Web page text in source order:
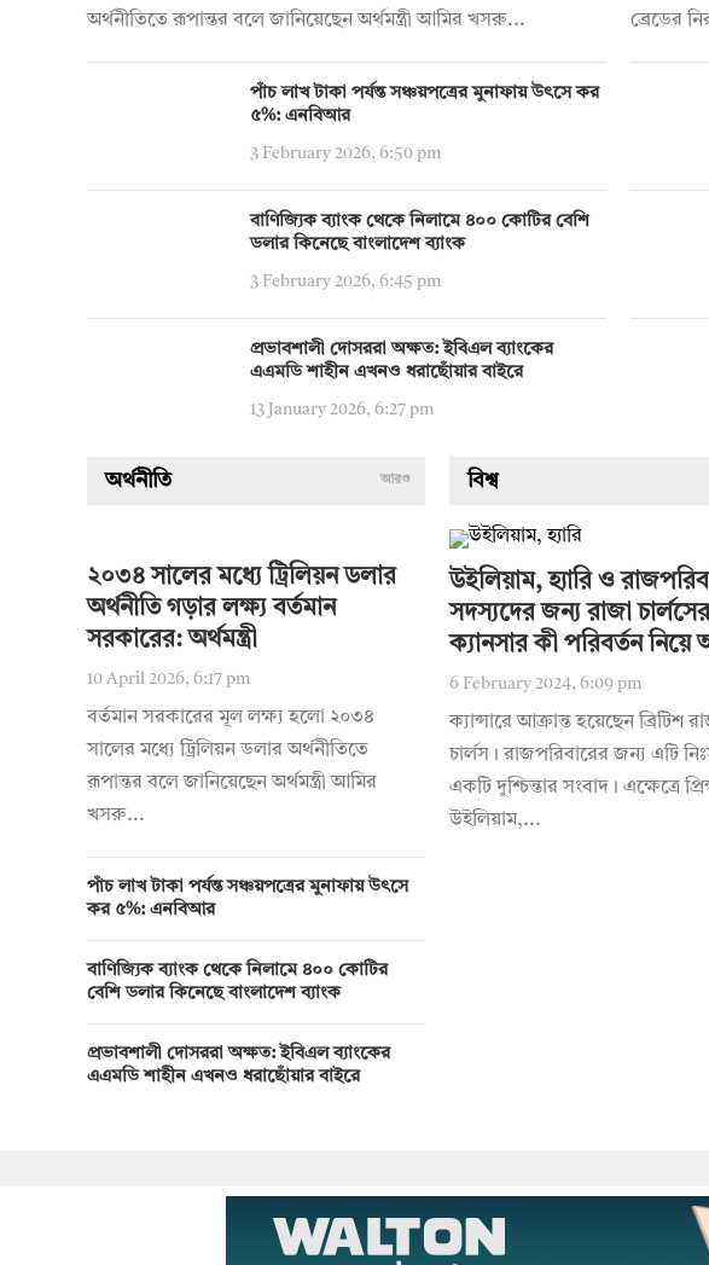
অর্থনীতিতে রূপান্তর বলে জানিয়েছেন অর্থমন্ত্রী আমির খসরু...
পাঁচ লাখ টাকা পর্যন্ত সঞ্চয়পত্রের মুনাফায় উৎসে কর
৫%: এনবিআর
3 February 2026, 6:50 pm
বাণিজ্যিক ব্যাংক থেকে নিলামে ৪০০ কোটির বেশি
ডলার কিনেছে বাংলাদেশ ব্যাংক
3 February 2026, 6:45 pm
প্রভাবশালী দোসররা অক্ষত: ইবিএল ব্যাংকের
এএমডি শাহীন এখনও ধরাছোঁয়ার বাইরে
13 January 2026, 6:27 pm
ব্রেডের
অর্থনীতি আরও
২০৩৪ সালের মধ্যে ট্রিলিয়ন ডলার
অর্থনীতি গড়ার লক্ষ্য বর্তমান
সরকারের: অর্থমন্ত্রী
10 April 2026, 6:17 pm
বর্তমান সরকারের মূল লক্ষ্য হলো ২০৩৪
সালের মধ্যে ট্রিলিয়ন ডলার অর্থনীতিতে
রূপান্তর বলে জানিয়েছেন অর্থমন্ত্রী আমির
খসরু...
পাঁচ লাখ টাকা পর্যন্ত সঞ্চয়পত্রের মুনাফায় উৎসে
কর ৫%: এনবিআর
বাণিজ্যিক ব্যাংক থেকে নিলামে ৪০০ কোটির
বেশি ডলার কিনেছে বাংলাদেশ ব্যাংক
প্রভাবশালী দোসররা অক্ষত: ইবিএল ব্যাংকের
এএমডি শাহীন এখনও ধরাছোঁয়ার বাইরে
বিশ্ব
উইলিয়াম, হ্যারি ও
সদস্যদের জন্য রাজা চার্লসের
ক্যানসার কী পরিবর্তন নিয়ে
6 February 2024, 6:09 pm
ক্যান্সারে আক্রান্ত হয়েছেন ব্রিটিশ
চার্লস। রাজপরিবারের জন্য এটি
একটি দুশ্চিন্তার সংবাদ। এক্ষেত্রে
উইলিয়াম,...